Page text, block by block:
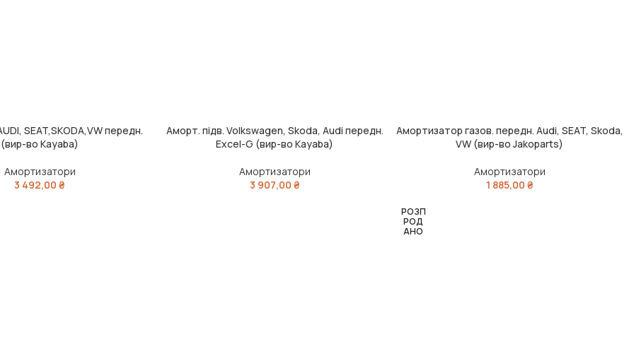
SEAT,SKODA,VW передн.
(вир-во Kayaba)
Амортизатори
3 492,00₴
ДОДАТИ В КОШИК
Аморт. підв. Volkswagen, Skoda, Audi передн.
Excel-G (вир-во Kayaba)
Амортизатори
3 907,00 ₴
ЧИТАТИ ДАЛІ
Амортизатор газов. передн. Audi, SEAT, Skoda,
VW (вир-во Jakoparts)
Амортизатори
1 885,00 ₴
РОЗП
РОД
АНО